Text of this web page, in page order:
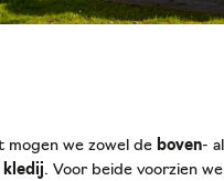
mogen we zowel de boven-
. Voor beide voorzien we